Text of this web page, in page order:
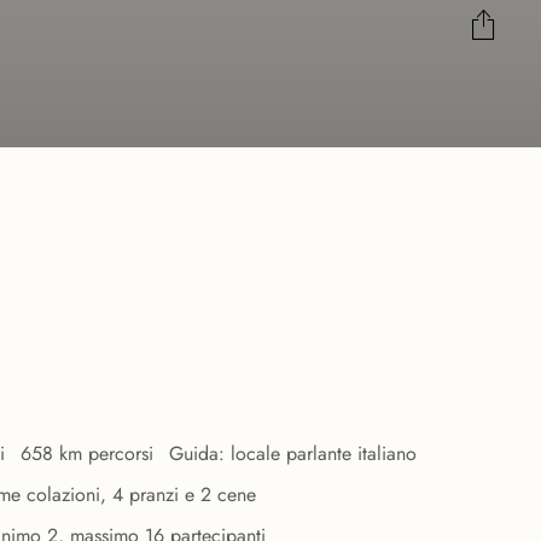
658 km percorsi
Guida: locale parlante italiano
colazioni, 4 pranzi e 2 cene
2, massimo 16 partecipanti